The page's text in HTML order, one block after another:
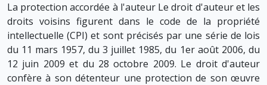
La protection accordée à l'auteur Le droit d'auteur et les
droits voisins figurent dans le code de la propriété
intellectuelle (CPI) et sont précisés par une série de lois
du 11 mars 1957, du 3 juillet 1985, du 1er août 2006, du
12 juin 2009 et du 28 octobre 2009. Le droit d'auteur
confère à son détenteur une protection de son œuvre